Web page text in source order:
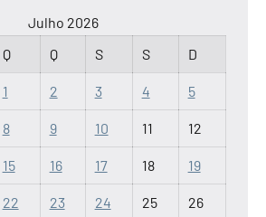
Julho 2026
Q Q S S D
1 2 3 4 5
8 9 10 11 12
15 16 17 18 19
22 23 24 25 26